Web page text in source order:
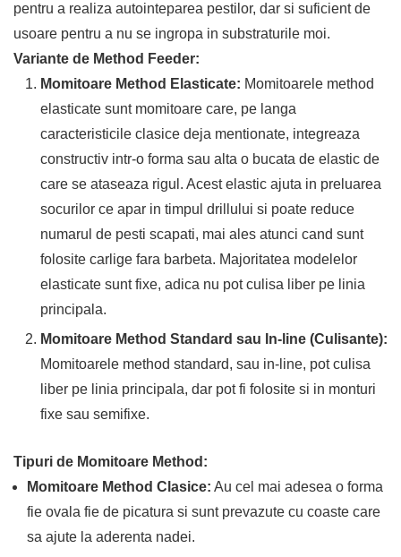
pentru a realiza autointeparea pestilor, dar si suficient de
usoare pentru a nu se ingropa in substraturile moi.
Variante de Method Feeder:
Momitoare Method Elasticate: Momitoarele method
elasticate sunt momitoare care, pe langa
caracteristicile clasice deja mentionate, integreaza
constructiv intr-o forma sau alta o bucata de elastic de
care se ataseaza rigul. Acest elastic ajuta in preluarea
socurilor ce apar in timpul drillului si poate reduce
numarul de pesti scapati, mai ales atunci cand sunt
folosite carlige fara barbeta. Majoritatea modelelor
elasticate sunt fixe, adica nu pot culisa liber pe linia
principala.
Momitoare Method Standard sau In-line (Culisante):
Momitoarele method standard, sau in-line, pot culisa
liber pe linia principala, dar pot fi folosite si in monturi
fixe sau semifixe.
Tipuri de Momitoare Method:
Momitoare Method Clasice: Au cel mai adesea o forma
fie ovala fie de picatura si sunt prevazute cu coaste care
sa ajute la aderenta nadei.